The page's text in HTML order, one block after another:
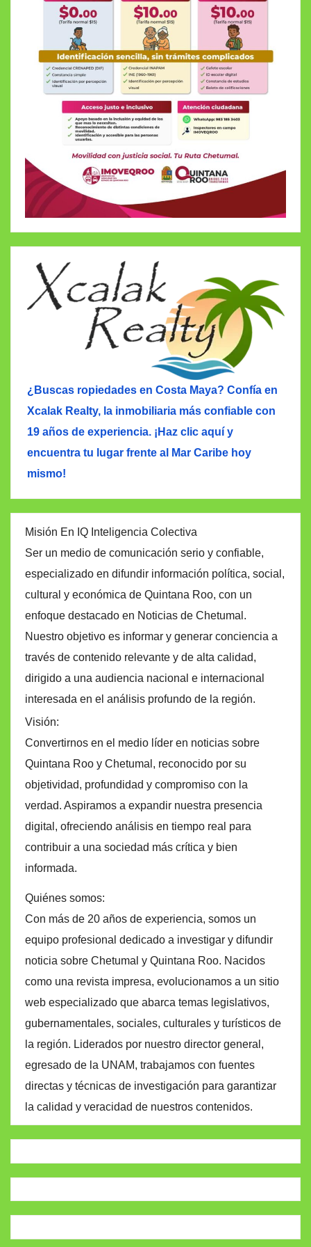
¿Buscas ropiedades en Costa Maya? Confía en
Xcalak Realty, la inmobiliaria más confiable con
19 años de experiencia. ¡Haz clic aquí y
encuentra tu lugar frente al Mar Caribe hoy
mismo!
Misión En IQ Inteligencia Colectiva
Ser un medio de comunicación serio y confiable,
especializado en difundir información política, social,
cultural y económica de Quintana Roo, con un
enfoque destacado en Noticias de Chetumal.
Nuestro objetivo es informar y generar conciencia a
través de contenido relevante y de alta calidad,
dirigido a una audiencia nacional e internacional
interesada en el análisis profundo de la región.
Visión:
Convertirnos en el medio líder en noticias sobre
Quintana Roo y Chetumal, reconocido por su
objetividad, profundidad y compromiso con la
verdad. Aspiramos a expandir nuestra presencia
digital, ofreciendo análisis en tiempo real para
contribuir a una sociedad más crítica y bien
informada.
Quiénes somos:
Con más de 20 años de experiencia, somos un
equipo profesional dedicado a investigar y difundir
noticia sobre Chetumal y Quintana Roo. Nacidos
como una revista impresa, evolucionamos a un sitio
web especializado que abarca temas legislativos,
gubernamentales, sociales, culturales y turísticos de
la región. Liderados por nuestro director general,
egresado de la UNAM, trabajamos con fuentes
directas y técnicas de investigación para garantizar
la calidad y veracidad de nuestros contenidos.